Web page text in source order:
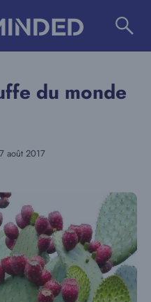
du monde
août 2017